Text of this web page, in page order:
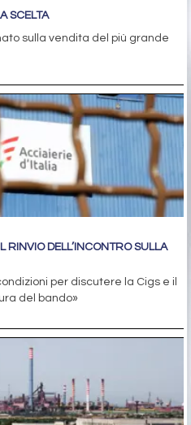
SCELTA
sulla vendita del più grande
RINVIO DELL’INCONTRO SULLA
per discutere la Cigs e il
del bando»